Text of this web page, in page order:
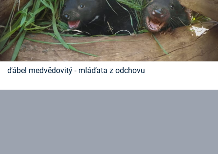
Přihlášení
Sledujte nás
ďábel medvědovitý - mláďata z odchovu